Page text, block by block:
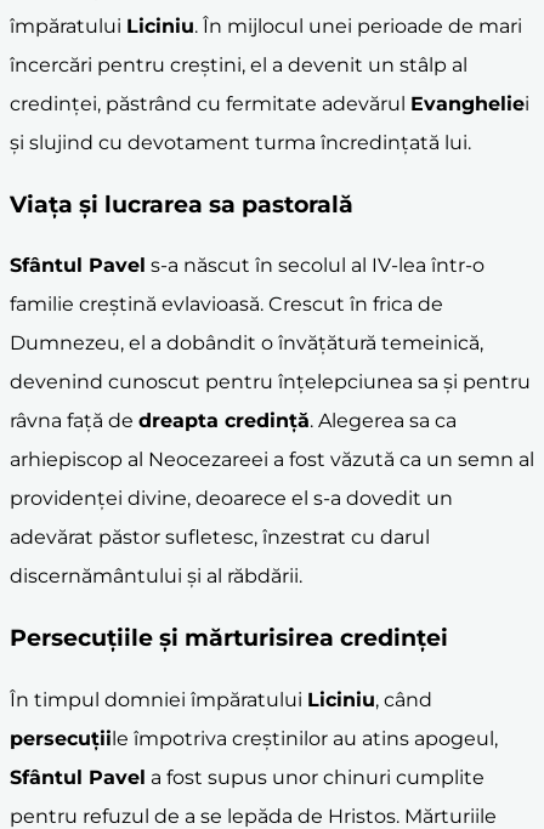
împăratului Liciniu. În mijlocul unei perioade de mari
încercări pentru creștini, el a devenit un stâlp al
credinței, păstrând cu fermitate adevărul Evangheliei
și slujind cu devotament turma încredințată lui.
Viața și lucrarea sa pastorală
Sfântul Pavel s-a născut în secolul al IV-lea într-o
familie creștină evlavioasă. Crescut în frica de
Dumnezeu, el a dobândit o învățătură temeinică,
devenind cunoscut pentru înțelepciunea sa și pentru
râvna față de dreapta credință. Alegerea sa ca
arhiepiscop al Neocezareei a fost văzută ca un semn al
providenței divine, deoarece el s-a dovedit un
adevărat păstor sufletesc, înzestrat cu darul
discernământului și al răbdării.
Persecuțiile și mărturisirea credinței
În timpul domniei împăratului Liciniu, când
persecuțiile împotriva creștinilor au atins apogeul,
Sfântul Pavel a fost supus unor chinuri cumplite
pentru refuzul de a se lepăda de Hristos. Mărturiile